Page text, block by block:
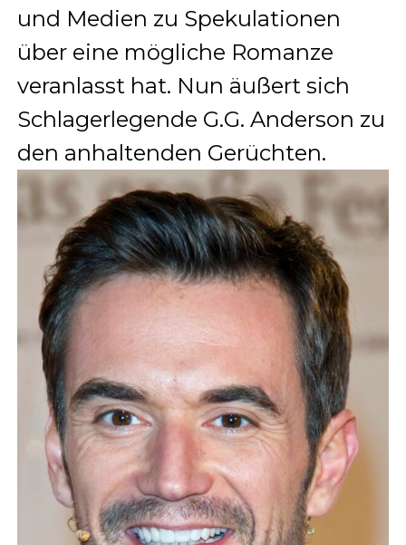
und Medien zu Spekulationen
über eine mögliche Romanze
veranlasst hat. Nun äußert sich
Schlagerlegende G.G. Anderson zu
den anhaltenden Gerüchten.